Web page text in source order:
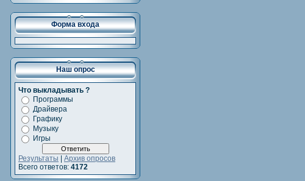
Форма входа
Наш опрос
Что выкладывать ?
Программы
Драйвера
Графику
Музыку
Игры
Результаты
Архив опросов
Всего ответов: 4172